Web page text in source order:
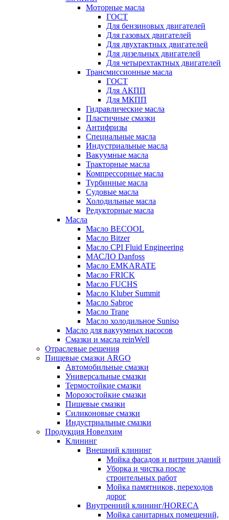
Моторные масла
ГОСТ
Для бензиновых двигателей
Для газовых двигателей
Для двухтактных двигателей
Для дизельных двигателей
Для четырехтактных двигателей
Трансмиссионные масла
ГОСТ
Для АКПП
Для МКПП
Гидравлические масла
Пластичные смазки
Антифризы
Специальные масла
Индустриальные масла
Вакуумные масла
Тракторные масла
Компрессорные масла
Турбинные масла
Судовые масла
Холодильные масла
Редукторные масла
Масла
Масло BECOOL
Масло Bitzer
Масло CPI Fluid Engineering
МАСЛО Danfoss
Масло EMKARATE
Масло FRICK
Масло FUCHS
Масло Kluber Summit
Масло Sabroe
Масло Trane
Масло холодильное Suniso
Масло для вакуумных насосов
Смазки и масла reinWell
Отраслевые решения
Пищевые смазки ARGO
Автомобильные смазки
Универсальные смазки
Термостойкие смазки
Морозостойкие смазки
Пищевые смазки
Силиконовые смазки
Индустриальные смазки
Продукция Новелхим
Клининг
Внешний клининг
Мойка фасадов и витрин зданий
Уборка и чистка после
строительных работ
Мойка памятников, переходов
дорог
Внутренний клининг/HORECA
Мойка санитарных помещений,